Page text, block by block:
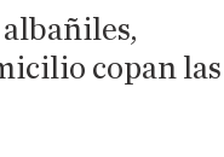
albañiles,
copan las